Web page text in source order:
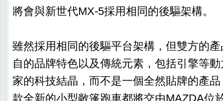
將會與新世代MX-5採用相同的後驅架構。
雖然採用相同的後驅平台架構，但雙方的
自的品牌特色以及傳統元素，包括引擎等
家的科技結晶，而不是一個全然貼牌的產
款全新的小型敞篷跑車都將交由MAZDA位